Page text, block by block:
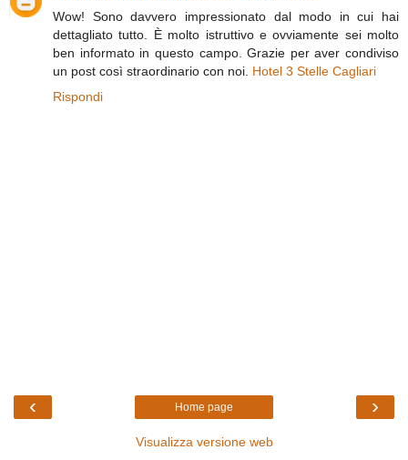
Wow! Sono davvero impressionato dal modo in cui hai
dettagliato tutto. È molto istruttivo e ovviamente sei molto
ben informato in questo campo. Grazie per aver condiviso
un post così straordinario con noi. Hotel 3 Stelle Cagliari
Rispondi
‹ ›
Home page
Visualizza versione web